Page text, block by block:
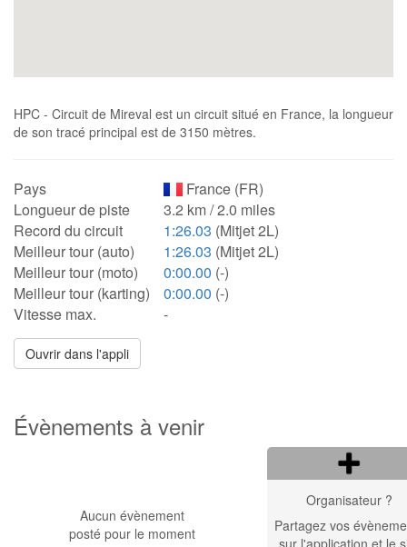
HPC - Circuit de Mireval est un circuit situé en France, la longueur
de son tracé principal est de 3150 mètres.
Pays
France (FR)
Longueur de piste
3.2 km / 2.0 miles
Record du circuit
1:26.03 (Mitjet 2L)
Meilleur tour (auto)
1:26.03 (Mitjet 2L)
Meilleur tour (moto)
0:00.00 (-)
Meilleur tour (karting)
0:00.00 (-)
Vitesse max.
-
Ouvrir dans l'appli
Évènements à venir
Aucun évènement
posté pour le moment
Organisateur ?
Partagez vos
sur l'application et le